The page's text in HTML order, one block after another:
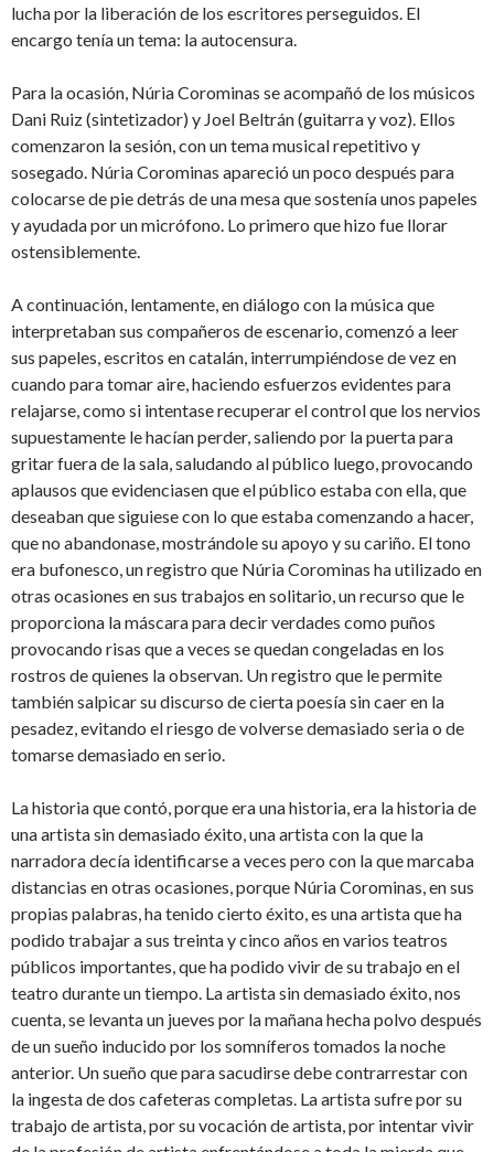
lucha por la liberación de los escritores perseguidos. El
encargo tenía un tema: la autocensura.
Para la ocasión, Núria Corominas se acompañó de los músicos
Dani Ruiz (sintetizador) y Joel Beltrán (guitarra y voz). Ellos
comenzaron la sesión, con un tema musical repetitivo y
sosegado. Núria Corominas apareció un poco después para
colocarse de pie detrás de una mesa que sostenía unos papeles
y ayudada por un micrófono. Lo primero que hizo fue llorar
ostensiblemente.
A continuación, lentamente, en diálogo con la música que
interpretaban sus compañeros de escenario, comenzó a leer
sus papeles, escritos en catalán, interrumpiéndose de vez en
cuando para tomar aire, haciendo esfuerzos evidentes para
relajarse, como si intentase recuperar el control que los nervios
supuestamente le hacían perder, saliendo por la puerta para
gritar fuera de la sala, saludando al público luego, provocando
aplausos que evidenciasen que el público estaba con ella, que
deseaban que siguiese con lo que estaba comenzando a hacer,
que no abandonase, mostrándole su apoyo y su cariño. El tono
era bufonesco, un registro que Núria Corominas ha utilizado en
otras ocasiones en sus trabajos en solitario, un recurso que le
proporciona la máscara para decir verdades como puños
provocando risas que a veces se quedan congeladas en los
rostros de quienes la observan. Un registro que le permite
también salpicar su discurso de cierta poesía sin caer en la
pesadez, evitando el riesgo de volverse demasiado seria o de
tomarse demasiado en serio.
La historia que contó, porque era una historia, era la historia de
una artista sin demasiado éxito, una artista con la que la
narradora decía identificarse a veces pero con la que marcaba
distancias en otras ocasiones, porque Núria Corominas, en sus
propias palabras, ha tenido cierto éxito, es una artista que ha
podido trabajar a sus treinta y cinco años en varios teatros
públicos importantes, que ha podido vivir de su trabajo en el
teatro durante un tiempo. La artista sin demasiado éxito, nos
cuenta, se levanta un jueves por la mañana hecha polvo después
de un sueño inducido por los somníferos tomados la noche
anterior. Un sueño que para sacudirse debe contrarrestar con
la ingesta de dos cafeteras completas. La artista sufre por su
trabajo de artista, por su vocación de artista, por intentar vivir